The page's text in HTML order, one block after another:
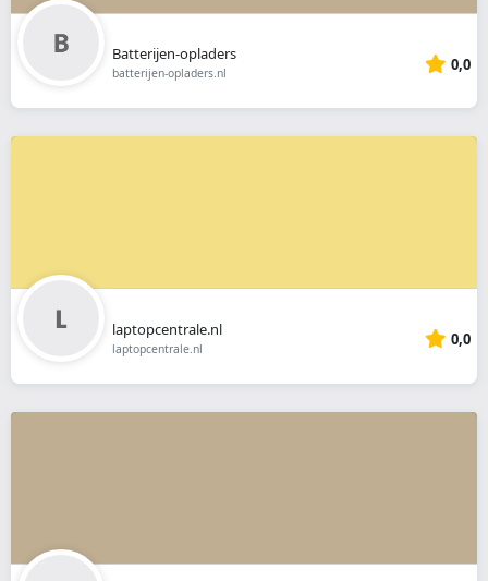
Batterijen-opladers
batterijen-opladers.nl 0,0
laptopcentrale.nl
laptopcentrale.nl 0,0